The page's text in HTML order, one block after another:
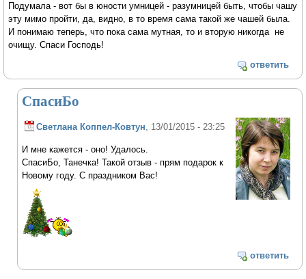
Подумала - вот бы в юности умницей - разумницей быть, чтобы чашу
эту мимо пройти, да, видно, в то время сама такой же чашей была.
И понимаю теперь, что пока сама мутная, то и вторую никогда не
очищу. Спаси Господь!
ответить
СпасиБо
Светлана Коппел-Ковтун, 13/01/2015 - 23:25
И мне кажется - оно! Удалось.
СпасиБо, Танечка! Такой отзыв - прям подарок к
Новому году. С праздником Вас!
ответить